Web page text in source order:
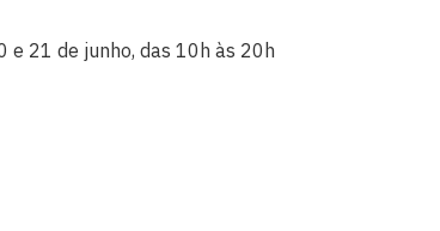
e 21 de junho, das 10h às 20h